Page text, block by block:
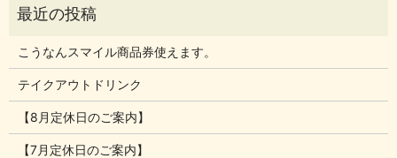
こうなんスマイル商品券使えます。
テイクアウトドリンク
【8月定休日のご案内】
【7月定休日のご案内】